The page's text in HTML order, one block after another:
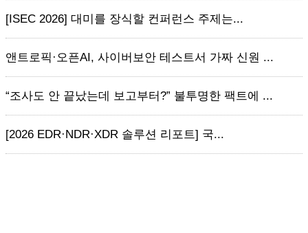
[ISEC 2026] 대미를 장식할 컨퍼런스 주제는...
앤트로픽·오픈AI, 사이버보안 테스트서 가짜 신원 ...
“조사도 안 끝났는데 보고부터?” 불투명한 팩트에 ...
[2026 EDR·NDR·XDR 솔루션 리포트] 국...